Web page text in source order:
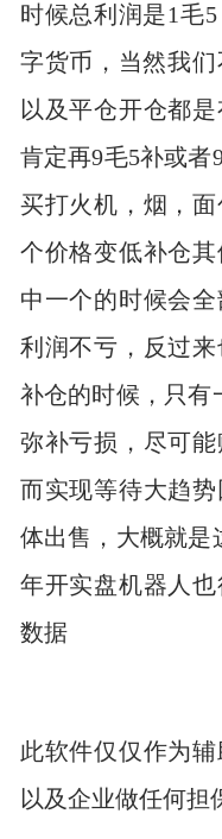
时候总利润是1毛
字货币，当然我
以及平仓开仓都
肯定再9毛5补或者
买打火机，烟，
个价格变低补仓
中一个的时候会
利润不亏，反过
补仓的时候，只有
弥补亏损，尽可
而实现等待大趋
体出售，大概就是
年开实盘机器人
数据
此软件仅仅作为
以及企业做任何担